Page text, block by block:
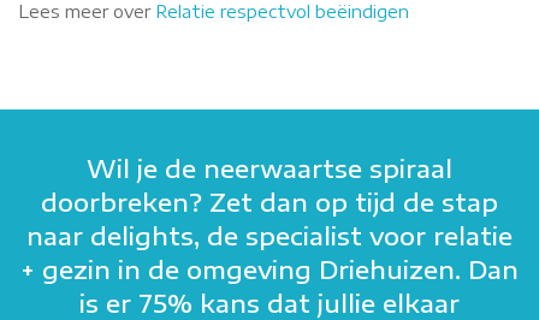
Lees meer over Relatie respectvol beëindigen
Wil je de neerwaartse spiraal
doorbreken? Zet dan op tijd de stap
naar delights, de specialist voor relatie
+ gezin in de omgeving Driehuizen. Dan
is er 75% kans dat jullie elkaar